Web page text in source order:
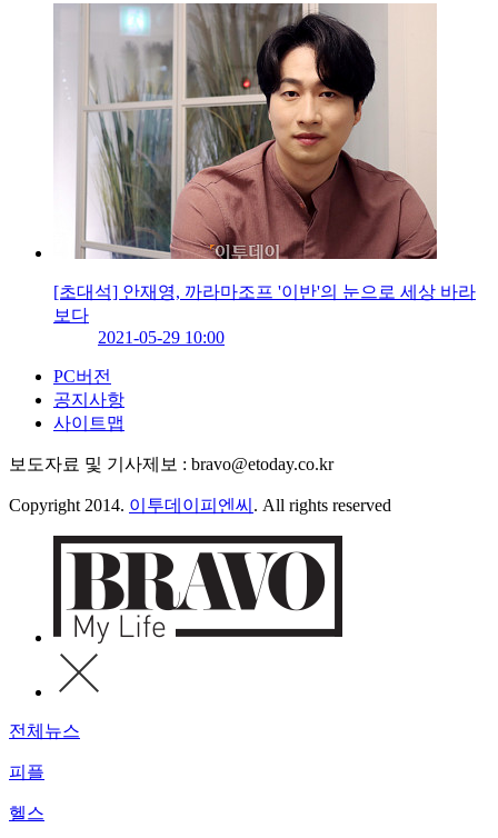
[초대석] 안재영, 까라마조프 '이반'의 눈으로 세상 바라
보다
2021-05-29 10:00
PC버전
공지사항
사이트맵
보도자료 및 기사제보 : bravo@etoday.co.kr
Copyright 2014. 이투데이피엔씨 . All rights reserved
전체뉴스
피플
헬스